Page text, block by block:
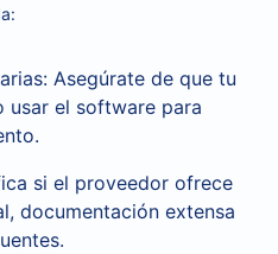
Asegúrate de que tu
usar el software para
si el proveedor ofrece
documentación extensa